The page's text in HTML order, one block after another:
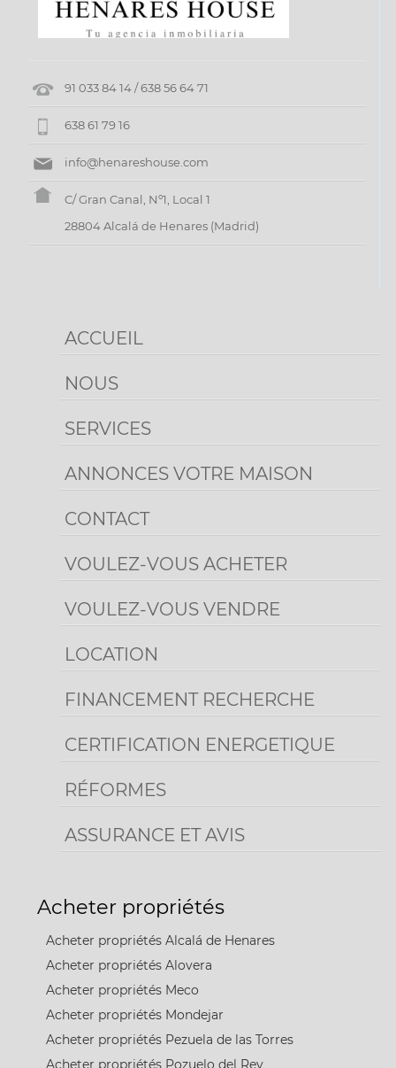
91 033 84 14 / 638 56 64 71
638 61 79 16
info@henareshouse.com
C/ Gran Canal, Nº1, Local 1
28804 Alcalá de Henares (Madrid)
ACCUEIL
NOUS
SERVICES
ANNONCES VOTRE MAISON
CONTACT
VOULEZ-VOUS ACHETER
VOULEZ-VOUS VENDRE
LOCATION
FINANCEMENT RECHERCHE
CERTIFICATION ENERGETIQUE
RÉFORMES
ASSURANCE ET AVIS
Acheter propriétés
Acheter propriétés Alcalá de Henares
Acheter propriétés Alovera
Acheter propriétés Meco
Acheter propriétés Mondejar
Acheter propriétés Pezuela de las Torres